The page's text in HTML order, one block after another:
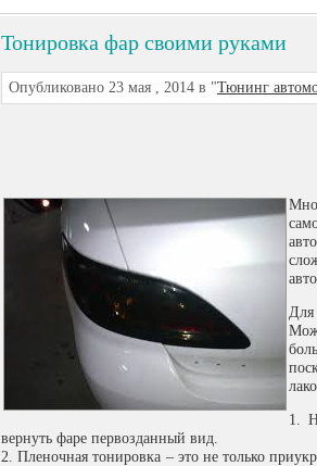
Тонировка фар своими руками
Опубликовано 23 мая , 2014 в "Тюнинг
Для
1.
вернуть фаре первозданный вид.
2. Пленочная тонировка – это не только